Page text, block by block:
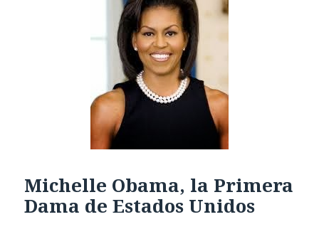
Michelle Obama, la Primera
Dama de Estados Unidos